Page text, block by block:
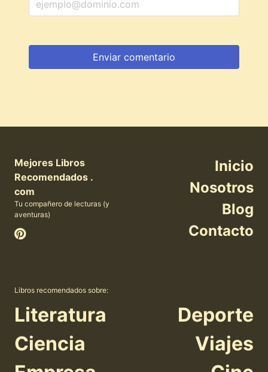
Mejores Libros
Recomendados .
com
Tu compañero de lecturas (y
aventuras)
Inicio
Nosotros
Blog
Contacto
Libros recomendados sobre:
Literatura
Ciencia
Deporte
Viajes